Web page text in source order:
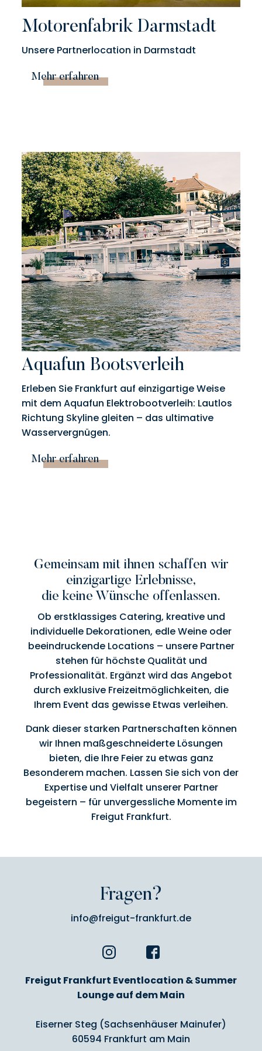
Motorenfabrik Darmstadt
Unsere Partnerlocation in Darmstadt
Mehr erfahren
Aquafun Bootsverleih
Erleben Sie Frankfurt auf einzigartige Weise
mit dem Aquafun Elektrobootverleih: Lautlos
Richtung Skyline gleiten – das ultimative
Wasservergnügen.
Mehr erfahren
Gemeinsam mit ihnen schaffen wir
einzigartige Erlebnisse,
die keine Wünsche offenlassen.
Ob erstklassiges Catering, kreative und
individuelle Dekorationen, edle Weine oder
beeindruckende Locations – unsere Partner
stehen für höchste Qualität und
Professionalität. Ergänzt wird das Angebot
durch exklusive Freizeitmöglichkeiten, die
Ihrem Event das gewisse Etwas verleihen.
Dank dieser starken Partnerschaften können
wir Ihnen maßgeschneiderte Lösungen
bieten, die Ihre Feier zu etwas ganz
Besonderem machen. Lassen Sie sich von der
Expertise und Vielfalt unserer Partner
begeistern – für unvergessliche Momente im
Freigut Frankfurt.
Fragen?
info@freigut-frankfurt.de
Freigut Frankfurt Eventlocation & Summer
Lounge auf dem Main
Eiserner Steg (Sachsenhäuser Mainufer)
60594 Frankfurt am Main